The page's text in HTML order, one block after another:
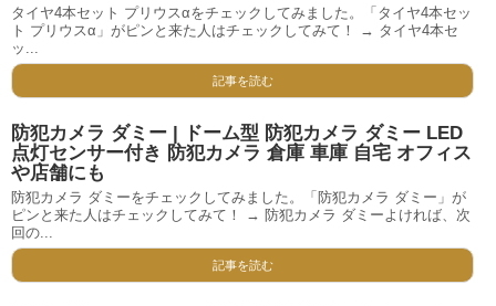
タイヤ4本セット プリウスαをチェックしてみました。「タイヤ4本セッ
ト プリウスα」がピンと来た人はチェックしてみて！ → タイヤ4本セ
ッ...
記事を読む
防犯カメラ ダミー | ドーム型 防犯カメラ ダミー LED
点灯センサー付き 防犯カメラ 倉庫 車庫 自宅 オフィス
や店舗にも
防犯カメラ ダミーをチェックしてみました。「防犯カメラ ダミー」が
ピンと来た人はチェックしてみて！ → 防犯カメラ ダミーよければ、次
回の...
記事を読む